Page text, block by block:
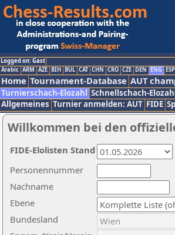
Logged on: Gast
Arabic ARM AZE BIH BUL CAT CHN CRO CZE DEN ENG ESP
Home Tournament-Database AUT
Turnierschach-Elozahl Schnellschach-
Allgemeines Turnier anmelden: AUT FIDE
Willkommen bei den
Nachname
Ebene
Personennummer
Bundesland
FIDE-Elolisten Stand